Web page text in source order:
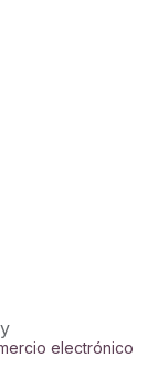
electrónico